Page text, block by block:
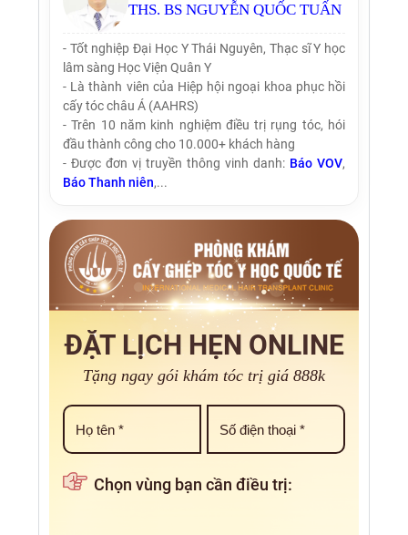
THS. BS NGUYỄN QUỐC TUẤN
- Tốt nghiệp Đại Học Y Thái Nguyên, Thạc sĩ Y học
lâm sàng Học Viện Quân Y
- Là thành viên của Hiệp hội ngoại khoa phục hồi
cấy tóc châu Á (AAHRS)
- Trên 10 năm kinh nghiệm điều trị rụng tóc, hói
đầu thành công cho 10.000+ khách hàng
- Được đơn vị truyền thông vinh danh: Báo VOV,
Báo Thanh niên,...
ĐẶT LỊCH HẸN ONLINE
Tặng ngay gói khám tóc trị giá 888k
Chọn vùng bạn cần điều trị: